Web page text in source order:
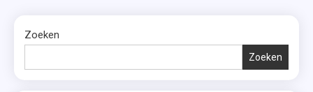
Zoeken
Zoeken